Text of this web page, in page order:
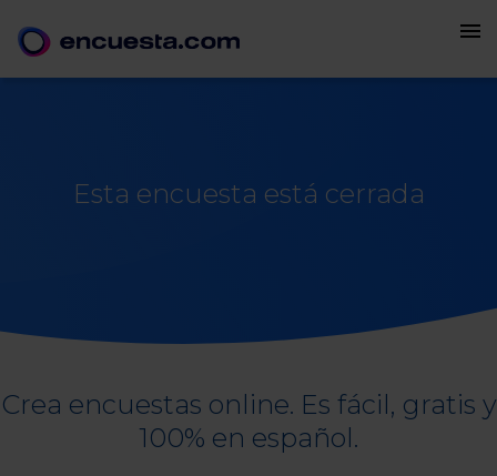
menu
Esta encuesta está cerrada
Crea encuestas online. Es fácil, gratis y
100% en español.